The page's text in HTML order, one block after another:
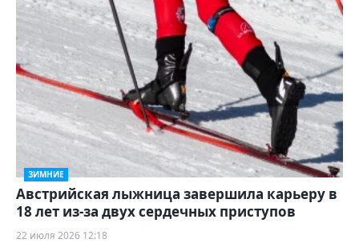
ЗИМНИЕ
Австрийская лыжница завершила карьеру в
18 лет из‑за двух сердечных приступов
22 июля 2026 12:18